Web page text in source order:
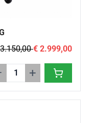
€ 2.999,00
+